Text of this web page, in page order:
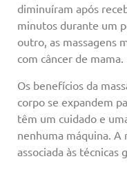
diminuíram após
minutos durante um
outro, as massagens
com câncer de mama.
Os benefícios da
corpo se expandem
têm um cuidado e
nenhuma máquina. A
associada às técnicas